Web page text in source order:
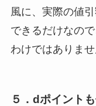
風に、実際の値
できるだけなの
わけではありませ
５．dポイント